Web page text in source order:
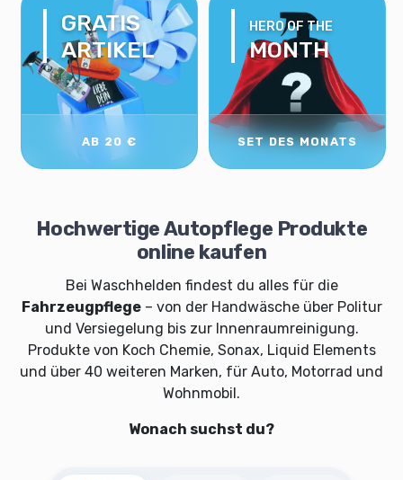
GRATIS
ARTIKEL
AB 20 €
HERO OF THE
MONTH
SET DES MONATS
Hochwertige Autopflege Produkte
online kaufen
Bei Waschhelden findest du alles für die
Fahrzeugpflege– von der Handwäsche über Politur
und Versiegelung bis zur Innenraumreinigung.
Produkte von Koch Chemie, Sonax, Liquid Elements
und über 40 weiteren Marken, für Auto, Motorrad und
Wohnmobil.
Wonach suchst du?